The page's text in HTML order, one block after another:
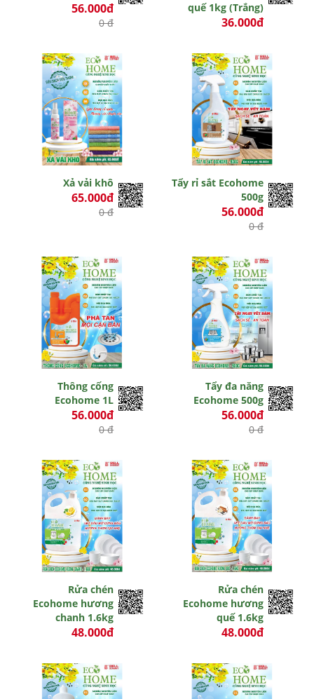
56.000đ
0 đ
quế 1kg (Trắng)
36.000đ
Xả vải khô
65.000đ
0 đ
Tẩy rỉ sắt Ecohome
500g
56.000đ
0 đ
Thông cống
Ecohome 1L
56.000đ
0 đ
Tẩy đa năng
Ecohome 500g
56.000đ
0 đ
Rửa chén
Ecohome hương
chanh 1.6kg
48.000đ
Rửa chén
Ecohome hương
quế 1.6kg
48.000đ